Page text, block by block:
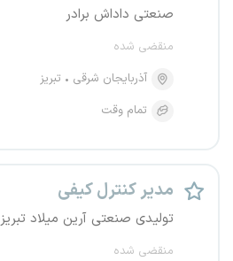
صنعتی داداش برادر
منقضی شده
آذربایجان شرقی
تبریز
تمام وقت
مدیر کنترل کیفی
تولیدی صنعتی آرین میلاد تبریز
منقضی شده